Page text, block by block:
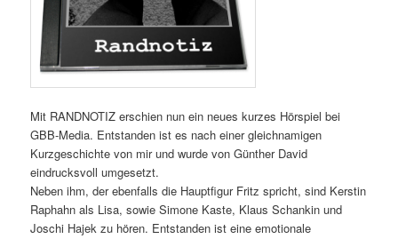
Mit RANDNOTIZ erschien nun ein neues kurzes Hörspiel bei
GBB-Media. Entstanden ist es nach einer gleichnamigen
Kurzgeschichte von mir und wurde von Günther David
eindrucksvoll umgesetzt.
Neben ihm, der ebenfalls die Hauptfigur Fritz spricht, sind Kerstin
Raphahn als Lisa, sowie Simone Kaste, Klaus Schankin und
Joschi Hajek zu hören. Entstanden ist eine emotionale